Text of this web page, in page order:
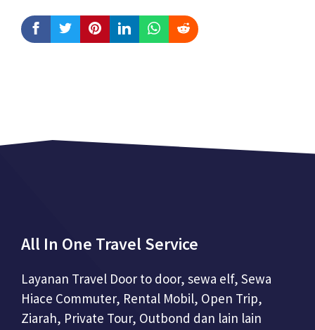
All In One Travel Service
Layanan Travel Door to door, sewa elf, Sewa
Hiace Commuter, Rental Mobil, Open Trip,
Ziarah, Private Tour, Outbond dan lain lain